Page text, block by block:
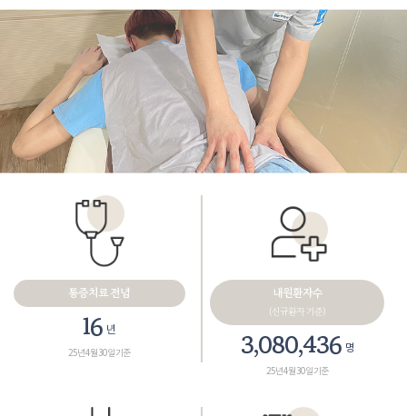
통증치료 전념
18 년
25년 4월 30일 기준
내원환자수
(신규환자 기준)
3,461,165명
25년 4월 30일 기준